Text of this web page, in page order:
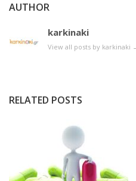
AUTHOR
karkinaki
View all posts by karkinaki
RELATED POSTS